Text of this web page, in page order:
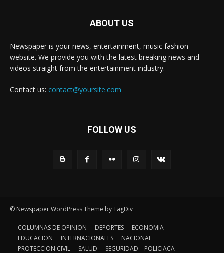
ABOUT US
Newspaper is your news, entertainment, music fashion
website. We provide you with the latest breaking news and
videos straight from the entertainment industry.
Contact us: contact@yoursite.com
FOLLOW US
© Newspaper WordPress Theme by TagDiv
COLUMNAS DE OPINION DEPORTES
ECONOMIA
EDUCACION
INTERNACIONALES
NACIONAL
PROTECCION CIVIL
SALUD SEGURIDAD – POLICIACA